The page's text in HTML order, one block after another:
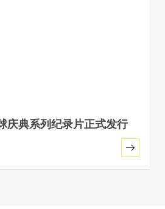
庆典系列纪录片正式发行